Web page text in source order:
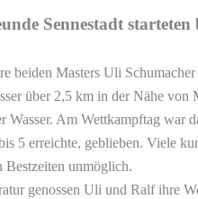
Sennestadt
beiden Masters Uli
über 2,5 km in der Nähe
Wasser. Am Wettkampftag war
5 erreichte, geblieben. Viele
Bestzeiten unmöglich.
genossen Uli und Ralf ihre